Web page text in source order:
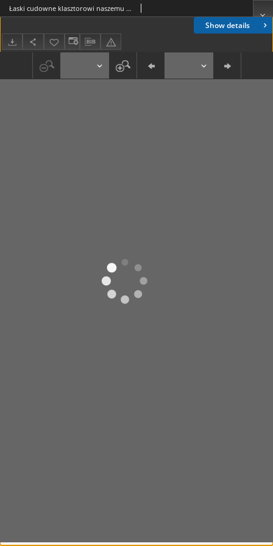
Show details
Łaski cudowne klasztorowi naszemu z nieba udzielone i ku wiecznej pamięci wierszem opisane przy tem znajdują się i inne wiersze treści religijnej